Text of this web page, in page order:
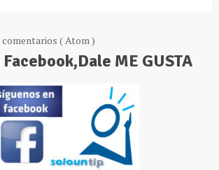
comentarios ( Atom )
ME GUSTA